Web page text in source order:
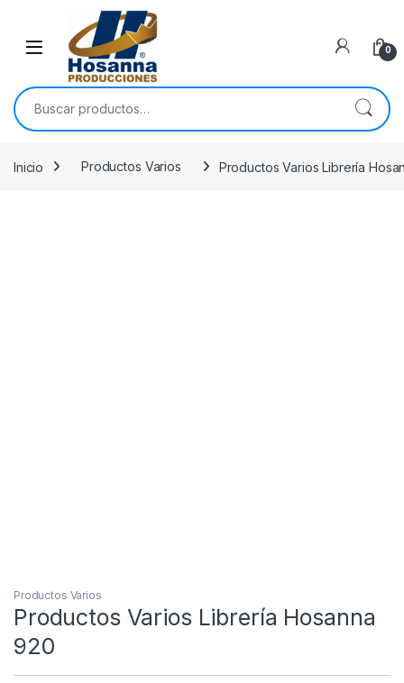
Skip to navigation
0
Buscar por:
Inicio Productos Varios Productos Varios Librería
Productos Varios
Productos Varios Librería Hosanna
920